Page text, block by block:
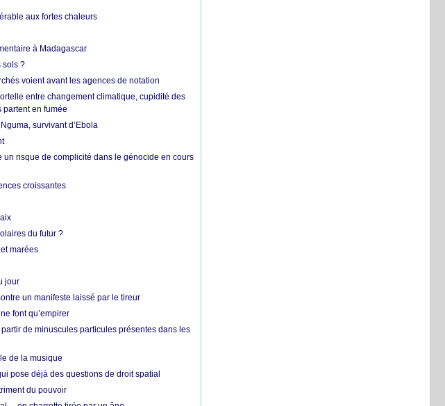
aux fortes chaleurs
à Madagascar
sols ?
voient avant les agences de notation
entre changement climatique, cupidité des
en fumée
survivant d’Ebola
un risque de complicité dans le génocide en cours
croissantes
du futur ?
marées
jour
un manifeste laissé par le tireur
font qu’empirer
de minuscules particules présentes dans les
de la musique
pose déjà des questions de droit spatial
du pouvoir